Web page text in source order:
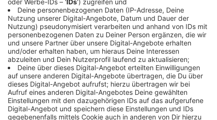
zwei Euro zuzuzahlen.
Anzeige
Was ist der Unterschied zwischen einer OP-
Maske und einer FFP2-Maske?
Anzeige